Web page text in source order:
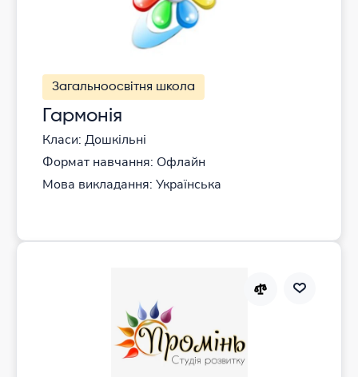
Загальноосвітня школа
Гармонія
Класи: Дошкільні
Формат навчання: Офлайн
Мова викладання: Українська